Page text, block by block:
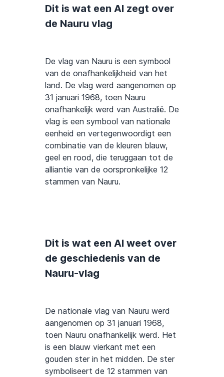
Dit is wat een AI zegt over
de Nauru vlag
De vlag van Nauru is een symbool
van de onafhankelijkheid van het
land. De vlag werd aangenomen op
31 januari 1968, toen Nauru
onafhankelijk werd van Australië. De
vlag is een symbool van nationale
eenheid en vertegenwoordigt een
combinatie van de kleuren blauw,
geel en rood, die teruggaan tot de
alliantie van de oorspronkelijke 12
stammen van Nauru.
Dit is wat een AI weet over
de geschiedenis van de
Nauru-vlag
De nationale vlag van Nauru werd
aangenomen op 31 januari 1968,
toen Nauru onafhankelijk werd. Het
is een blauw vierkant met een
gouden ster in het midden. De ster
symboliseert de 12 stammen van